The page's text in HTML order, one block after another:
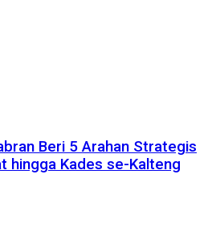
Beri 5 Arahan Strategis
hingga Kades se-Kalteng